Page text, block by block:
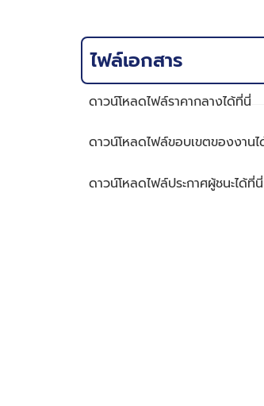
ไฟล์เอกสาร
ดาวน์โหลดไฟล์ราคากลางได้ที่นี่
ดาวน์โหลดไฟล์ขอบเขตของงาน
ดาวน์โหลดไฟล์ประกาศผู้ชนะได้ที่นี่